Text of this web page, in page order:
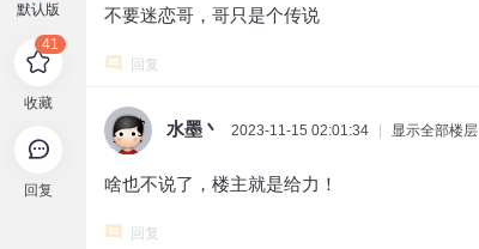
默认版
收藏
41
回复
不要迷恋哥，哥只是个传说
回复
水墨丶 2023-11-15 02:01:34 显示全部楼层
啥也不说了，楼主就是给力！
回复